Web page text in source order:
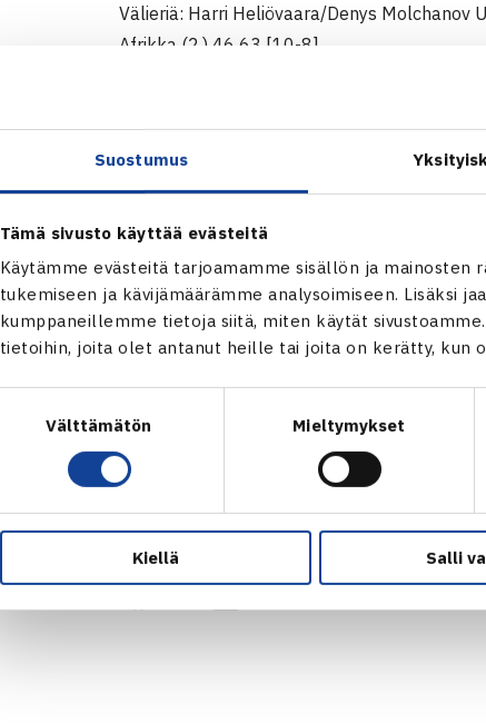
Suostumus
Tämä sivusto käyttää evästeitä
Käytämme evästeitä tarjoamamme sisällön ja mainosten
tukemiseen ja kävijämäärämme analysoimiseen. Lisäksi
kumppaneillemme tietoja siitä, miten käytät
tietoihin, joita olet antanut heille tai joita on kerätty, kun
Välttämätön Mieltymykset
Kiellä Salli
Välieriä: Harri Heliövaara/Denys Molchanov
Afrikka (2.) 46 63 [10-8]
Jaa: